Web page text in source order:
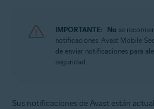
IMPORTANTE: No se
notificaciones. Avast Mobile
de enviar notificaciones para
seguridad.
Sus notificaciones de Avast están